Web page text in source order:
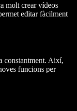
molt crear vídeos
editar fàcilment
constantment. Així,
funcions per